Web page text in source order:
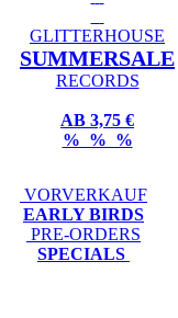
GLITTERHOUSE
SUMMERSALE
RECORDS
AB 3,75 €
% % %
VORVERKAUF
EARLY BIRDS
PRE-ORDERS
SPECIALS